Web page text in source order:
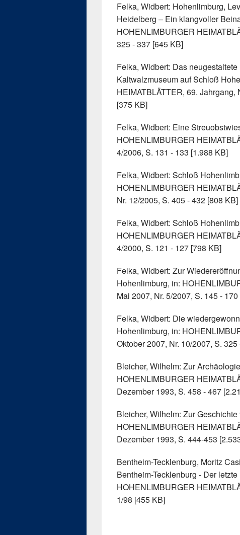
Felka, Widbert: Hohenlimburg,
Heidelberg – Ein klangvoller
HOHENLIMBURGER
325 - 337 [645 KB]
Felka, Widbert: Das
Kaltwalzmuseum auf Schloß
HEIMATBLÄTTER, 69. Jahrgang,
[375 KB]
Felka, Widbert: Eine
HOHENLIMBURGER
4/2006, S. 131 - 133 [1.988 KB]
Felka, Widbert: Schloß
HOHENLIMBURGER
Nr. 12/2005, S. 405 - 432 [808 KB]
Felka, Widbert: Schloß
HOHENLIMBURGER
4/2000, S. 121 - 127 [798 KB]
Felka, Widbert: Zur
Hohenlimburg, in:
Mai 2007, Nr. 5/2007, S. 145 -
Felka, Widbert: Die
Hohenlimburg, in:
Oktober 2007, Nr. 10/2007, S.
Bleicher, Wilhelm: Zur
HOHENLIMBURGER
Dezember 1993, S. 458 - 467
Bleicher, Wilhelm: Zur
HOHENLIMBURGER
Dezember 1993, S. 444-453
Bentheim-Tecklenburg, Moritz
Bentheim-Tecklenburg - Der
HOHENLIMBURGER
1/98 [455 KB]